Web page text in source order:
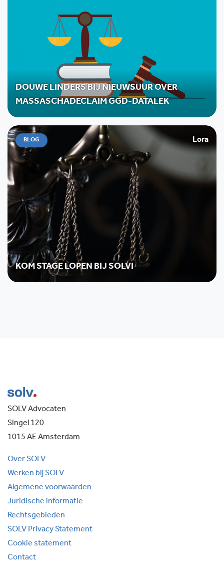
DOUWE LINDERS BIJ NIEUWSUUR OVER
MASSASCHADECLAIM GGD-DATALEK
BLOG Lora
KOM STAGE LOPEN BIJ SOLV!
SOLV Advocaten
Singel 120
1015 AE Amsterdam
Over SOLV
Werken bij SOLV
Algemene voorwaarden
Juridische informatie
Rechtsgebieden
SOLV Privacy Statement
Cookie statement
Contact